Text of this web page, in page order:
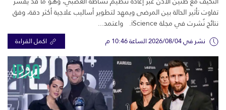
تفاوت تأثير الحالة بين المرضى ويمهد لتطوير أساليب علاجية أكثر دقة، وفق
نتائج نُشرت في مجلة iScience. واعتمد...
نشر في 2026/08/04 الساعة 10:46 م اكمل القراءة